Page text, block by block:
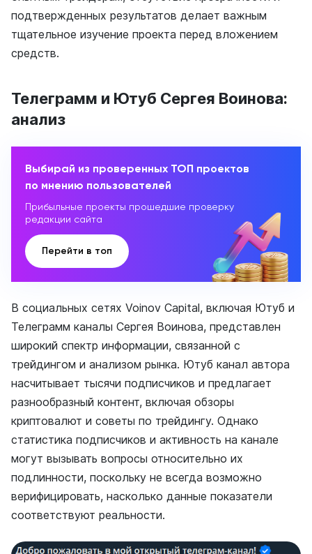
подтвержденных результатов делает важным
тщательное изучение проекта перед вложением
средств.
Телеграмм и Ютуб Сергея Воинова:
анализ
Выбирай из проверенных ТОП проектов
по мнению пользователей
Прибыльные проекты прошедшие проверку
редакции сайта
Перейти в топ
В социальных сетях Voinov Capital, включая Ютуб и
Телеграмм каналы Сергея Воинова, представлен
широкий спектр информации, связанной с
трейдингом и анализом рынка. Ютуб канал автора
насчитывает тысячи подписчиков и предлагает
разнообразный контент, включая обзоры
криптовалют и советы по трейдингу. Однако
статистика подписчиков и активность на канале
могут вызывать вопросы относительно их
подлинности, поскольку не всегда возможно
верифицировать, насколько данные показатели
соответствуют реальности.